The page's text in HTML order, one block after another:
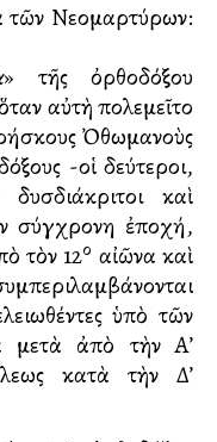
τῶν Νεομαρτύρων:
» τῆς ὀρθοδόξου
αὐτὴ πολεμεῖτο
Ὀθωμανοὺς
-οἱ δεύτεροι,
καὶ
σύγχρονη ἐποχή,
τὸν 12ο αἰῶνα καὶ
ὑπὸ τῶν
μετὰ ἀπὸ τὴν Α’
κατὰ τὴν Δ’